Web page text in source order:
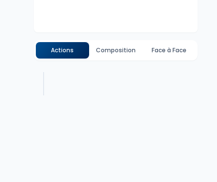
Actions Composition Face à Face